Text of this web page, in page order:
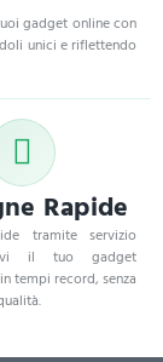
gadget online con
unici e riflettendo
Rapide
tramite servizio
il tuo gadget
tempi record, senza